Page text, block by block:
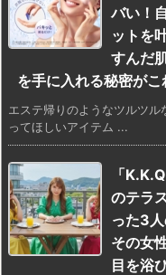
バい！
ットを
すんだ
を手に入れる秘密がこ
エステ帰りのようなツルツ
ってほしいアイテム ...
「
のテラ
った3
その女
目を浴